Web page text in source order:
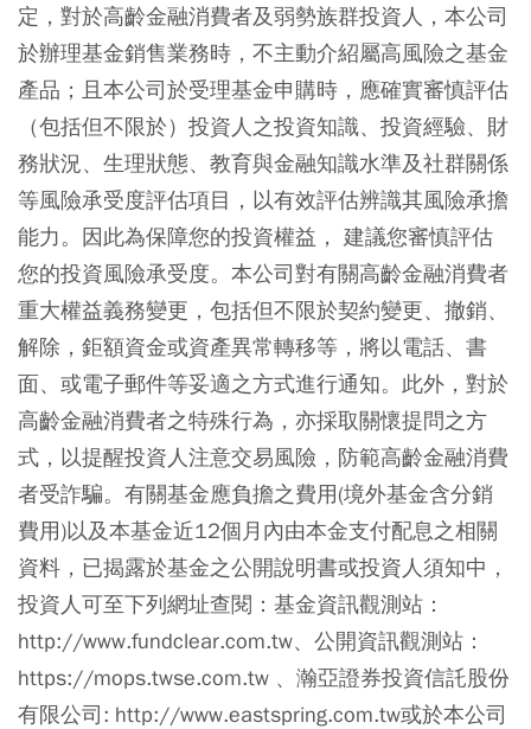
定，對於高齡金融消費者及弱勢族群投資人，本公司
於辦理基金銷售業務時，不主動介紹屬高風險之基金
產品；且本公司於受理基金申購時，應確實審慎評估
（包括但不限於）投資人之投資知識、投資經驗、財
務狀況、生理狀態、教育與金融知識水準及社群關係
等風險承受度評估項目，以有效評估辨識其風險承擔
能力。因此為保障您的投資權益， 建議您審慎評估
您的投資風險承受度。本公司對有關高齡金融消費者
重大權益義務變更，包括但不限於契約變更、撤銷、
解除，鉅額資金或資產異常轉移等，將以電話、書
面、或電子郵件等妥適之方式進行通知。此外，對於
高齡金融消費者之特殊行為，亦採取關懷提問之方
式，以提醒投資人注意交易風險，防範高齡金融消費
者受詐騙。有關基金應負擔之費用(境外基金含分銷
費用)以及本基金近12個月內由本金支付配息之相關
資料，已揭露於基金之公開說明書或投資人須知中，
投資人可至下列網址查閱：基金資訊觀測站：
http://www.fundclear.com.tw、公開資訊觀測站：
https://mops.twse.com.tw 、瀚亞證券投資信託股份
有限公司: http://www.eastspring.com.tw或於本公司